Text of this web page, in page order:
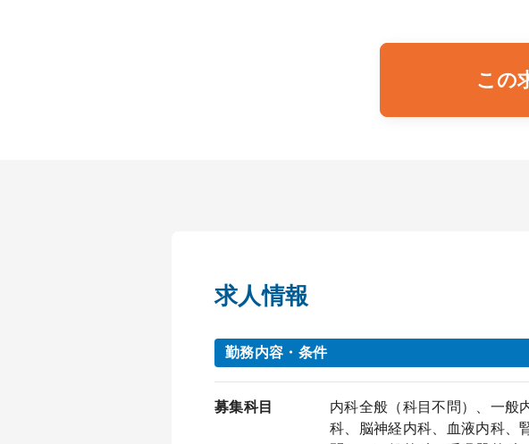
この
求人情報
勤務内容・条件
募集科目
内科全般（科目不問）、一般
科、脳神経内科、血液内科、